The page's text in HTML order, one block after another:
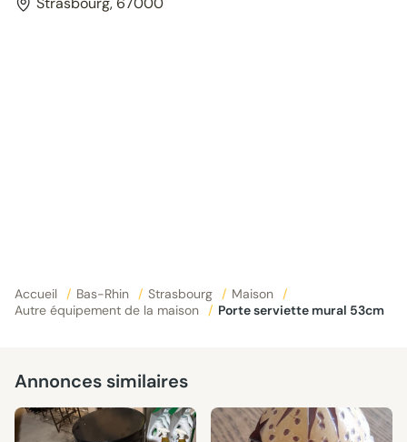
Accueil / Bas-Rhin / Strasbourg / Maison
/
Autre équipement de la maison
/ Porte serviette mural 53cm
Annonces similaires